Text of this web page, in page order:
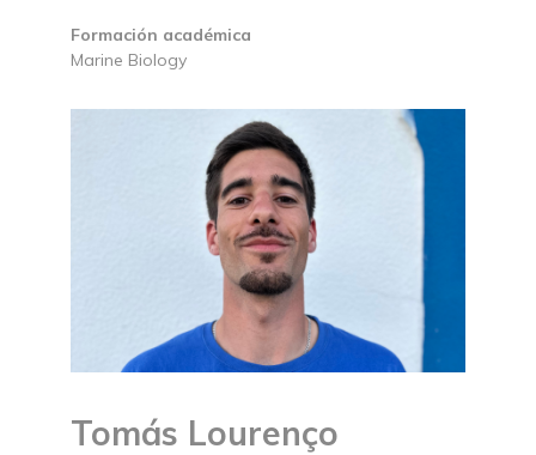
Formación académica
Marine Biology
Tomás Lourenço